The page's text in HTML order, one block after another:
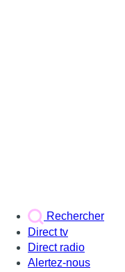
Rechercher
Direct tv
Direct radio
Alertez-nous